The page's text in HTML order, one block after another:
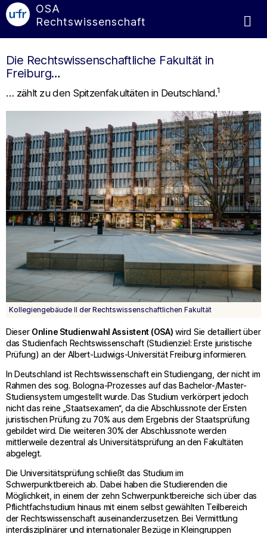
OSA
Rechtswissenschaft
Die Rechtswissenschaftliche Fakultät in
Freiburg…
… zählt zu den Spitzenfakultäten in Deutschland.1
Kollegiengebäude II der Rechtswissenschaftlichen Fakultät
Dieser Online Studienwahl Assistent (OSA) wird Sie detailliert über
das Studienfach Rechtswissenschaft (Studienziel: Erste juristische
Prüfung) an der Albert-Ludwigs-Universität Freiburg informieren.
In Deutschland ist Rechtswissenschaft ein Studiengang, der nicht im
Rahmen des sog. Bologna-Prozesses auf das Bachelor-/Master-
Studiensystem umgestellt wurde. Das Studium verkörpert jedoch
nicht das reine „Staatsexamen“, da die Abschlussnote der Ersten
juristischen Prüfung zu 70% aus dem Ergebnis der Staatsprüfung
gebildet wird. Die weiteren 30% der Abschlussnote werden
mittlerweile dezentral als Universitätsprüfung an den Fakultäten
abgelegt.
Die Universitätsprüfung schließt das Studium im
Schwerpunktbereich ab. Dabei haben die Studierenden die
Möglichkeit, in einem der zehn Schwerpunktbereiche sich über das
Pflichtfachstudium hinaus mit einem selbst gewählten Teilbereich
der Rechtswissenschaft auseinanderzusetzen. Bei Vermittlung
interdisziplinärer und internationaler Bezüge in Kleingruppen